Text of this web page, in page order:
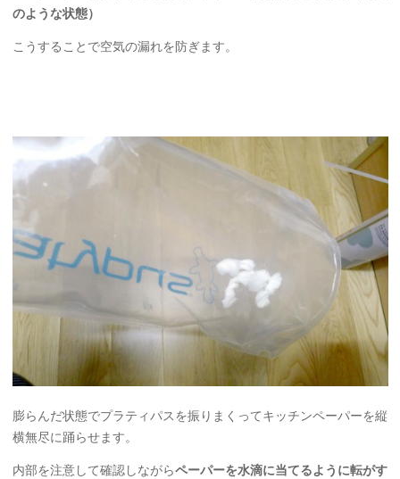
のような状態）
こうすることで空気の漏れを防ぎます。
膨らんだ状態でプラティパスを振りまくってキッチンペーパーを縦
横無尽に踊らせます。
内部を注意して確認しながらペーパーを水滴に当てるように転がす